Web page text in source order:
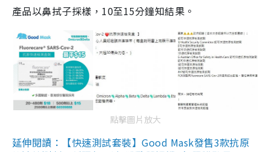
產品以鼻拭子採樣，10至15分鐘知結果。
點擊圖片放大
延伸閱讀：【快速測試套裝】Good Mask發售3款抗原